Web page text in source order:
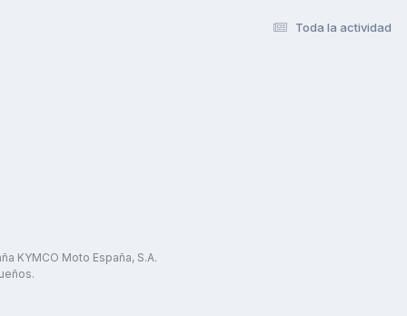
Toda la actividad
KYMCO Moto España, S.A.